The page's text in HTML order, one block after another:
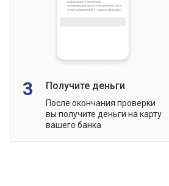
3 Получите деньги
После окончания проверки
вы получите деньги на карту
вашего банка